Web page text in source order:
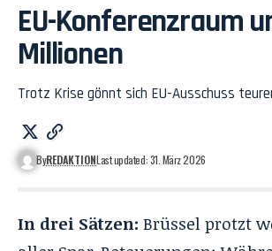
EU-Konferenzraum
Millionen
Trotz Krise gönnt sich EU-Ausschuss
ByREDAKTIONLast updated: 31. März 2026
In drei Sätzen: Brüssel protzt